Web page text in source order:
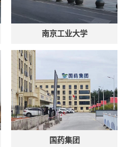
南京工业大学
国药集团